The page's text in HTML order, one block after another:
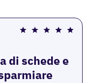
di schede e